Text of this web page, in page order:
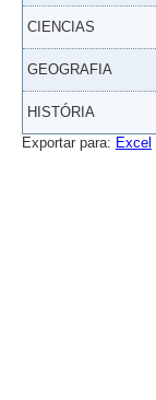
CIENCIAS
GEOGRAFIA
HISTÓRIA
Exportar para: Excel